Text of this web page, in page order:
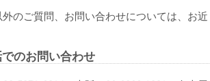
外のご質問、お問い合わせについては、お
のお問い合わせ